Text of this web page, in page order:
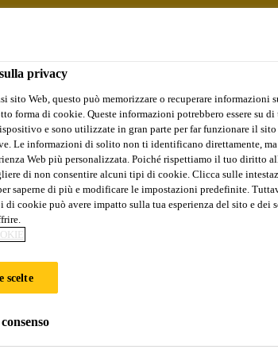
di livellamento ad alta resistenza
all’uso ad alta resistenza, morbida
in ambienti interni. Soddisfa la classe EN
privacy
sito Web, questo può memorizzare o recuperare informazioni
forma di cookie. Queste informazioni potrebbero essere su di
e sono utilizzate in gran parte per far funzionare il sito
Le informazioni di solito non ti identificano direttamente, ma
Web più personalizzata. Poiché rispettiamo il tuo diritto
di non consentire alcuni tipi di cookie. Clicca sulle
saperne di più e modificare le impostazioni predefinite.
cookie può avere impatto sulla tua esperienza del sito e dei
scelte